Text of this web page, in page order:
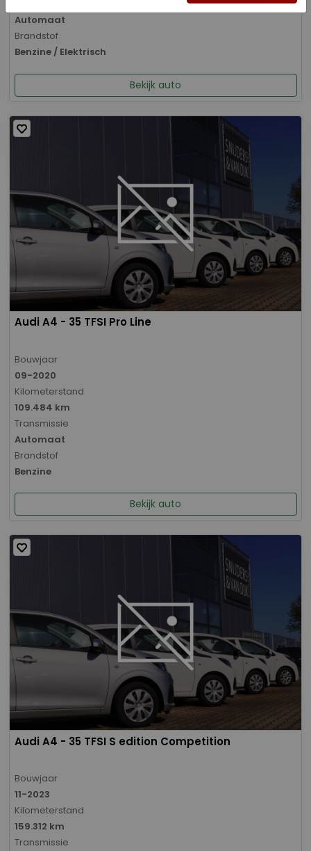
Automaat
Brandstof
Benzine / Elektrisch
Bekijk auto
Audi A4 - 35 TFSI Pro Line
Bouwjaar
09-2020
Kilometerstand
109.484 km
Transmissie
Automaat
Brandstof
Benzine
Bekijk auto
Audi A4 - 35 TFSI S edition Competition
Bouwjaar
11-2023
Kilometerstand
159.312 km
Transmissie